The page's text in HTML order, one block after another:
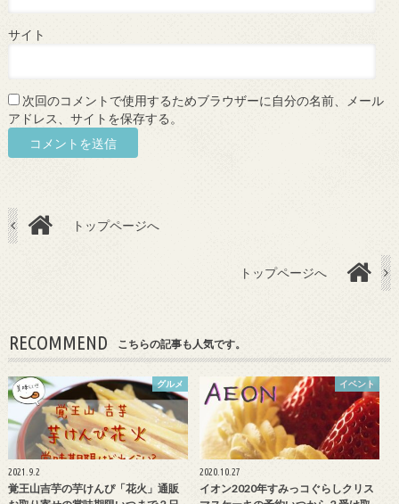
サイト
次回のコメントで使用するためブラウザーに自分の名前、メール
アドレス、サイトを保存する。
トップページへ
トップページへ
RECOMMEND こちらの記事も人気です。
グルメ
2021.9.2
覚王山吉芋の芋けんぴ「花火」通販
イベント
2020.10.27
イオン2020年すみっコぐらしクリス